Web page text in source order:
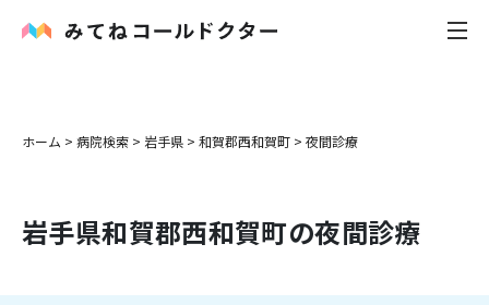
内科
花粉症
ホーム > 病院検索 > 岩手県 > 和賀郡西和賀町 > 夜間診療
岩手県和賀郡西和賀町の夜間診療